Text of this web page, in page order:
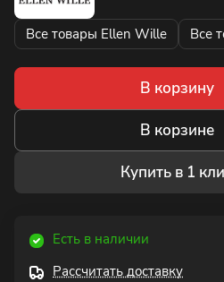
Все товары Ellen Wille Все
В корзину
В корзине
Купить в 1
Есть в наличии
Рассчитать доставку